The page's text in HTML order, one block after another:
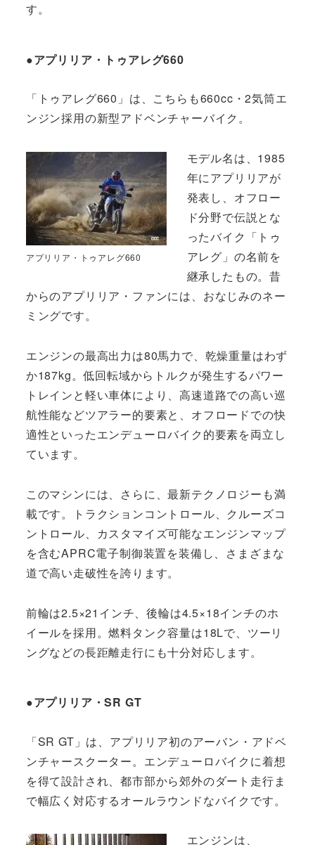
す。
●アプリリア・トゥアレグ660
「トゥアレグ660」は、こちらも660cc・2気筒エ
ンジン採用の新型アドベンチャーバイク。
アプリリア・トゥアレグ660
モデル名は、1985
年にアプリリアが
発表し、オフロー
ド分野で伝説とな
ったバイク「トゥ
アレグ」の名前を
継承したもの。昔
からのアプリリア・ファンには、おなじみのネー
ミングです。
エンジンの最高出力は80馬力で、乾燥重量はわず
か187kg。低回転域からトルクが発生するパワー
トレインと軽い車体により、高速道路での高い巡
航性能などツアラー的要素と、オフロードでの快
適性といったエンデューロバイク的要素を両立し
ています。
このマシンには、さらに、最新テクノロジーも満
載です。トラクションコントロール、クルーズコ
ントロール、カスタマイズ可能なエンジンマップ
を含むAPRC電子制御装置を装備し、さまざまな
道で高い走破性を誇ります。
前輪は2.5×21インチ、後輪は4.5×18インチのホ
イールを採用。燃料タンク容量は18Lで、ツーリ
ングなどの長距離走行にも十分対応します。
●アプリリア・SR GT
「SR GT」は、アプリリア初のアーバン・アドベ
ンチャースクーター。エンデューロバイクに着想
を得て設計され、都市部から郊外のダート走行ま
で幅広く対応するオールラウンドなバイクです。
エンジンは、